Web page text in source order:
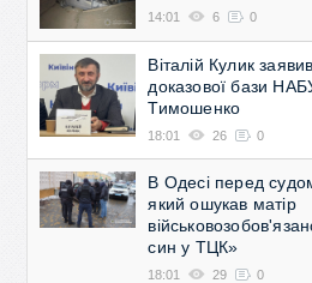
14:01 6 0
Віталій Кулик
доказової бази
Тимошенко
18:01 26 0
В Одесі перед
який ошукав матір
син у ТЦК»
18:01 29 0